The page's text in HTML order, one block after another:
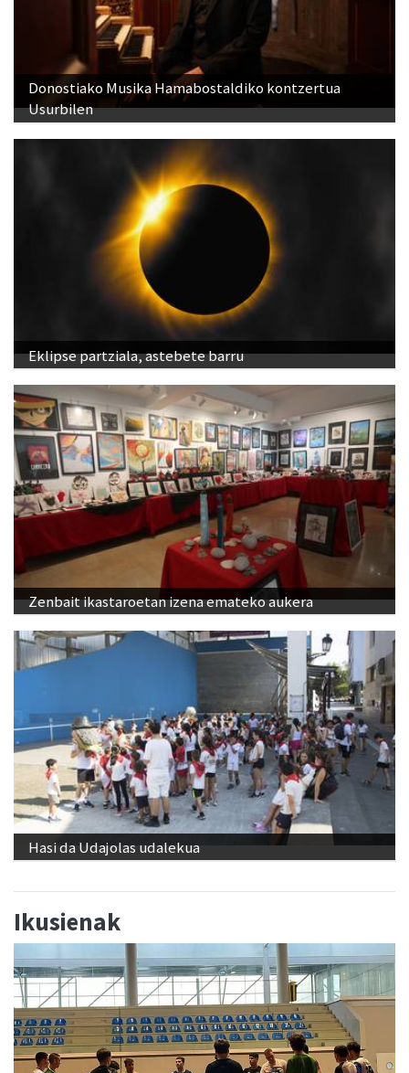
Donostiako Musika Hamabostaldiko kontzertua
Usurbilen
Eklipse partziala, astebete barru
Zenbait ikastaroetan izena emateko aukera
Hasi da Udajolas udalekua
Ikusienak